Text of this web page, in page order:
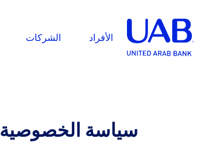
الأفراد الشركات
سياسة الخصوصية